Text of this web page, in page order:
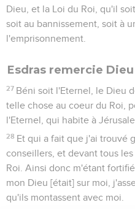
Dieu, et la Loi du Roi, qu'il
soit au bannissement, soit à
l'emprisonnement.
Esdras remercie Dieu
27 Béni soit l'Eternel, le Dieu
telle chose au coeur du Roi,
l'Eternel, qui habite à
28 Et qui a fait que j'ai trouvé
conseillers, et devant tous
Roi. Ainsi donc m'étant
mon Dieu [était] sur moi,
qu'ils montassent avec moi.